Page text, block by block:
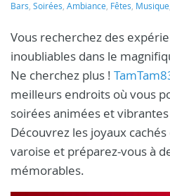
Bars, Soirées, Ambiance, Fêtes, Musique
Vous recherchez des
inoubliables dans le
Ne cherchez plus !
meilleurs endroits où vous
soirées animées et
Découvrez les joyaux
varoise et préparez-vous à
mémorables.